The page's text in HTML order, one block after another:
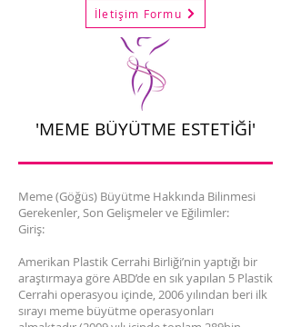
'MEME BÜYÜTME ESTETİĞİ'
Meme (Göğüs) Büyütme Hakkında Bilinmesi
Gerekenler, Son Gelişmeler ve Eğilimler:
Giriş:
Amerikan Plastik Cerrahi Birliği’nin yaptığı bir
araştırmaya göre ABD’de en sık yapılan 5 Plastik
Cerrahi operasyou içinde, 2006 yılından beri ilk
sırayı meme büyütme operasyonları
İletişim Formu